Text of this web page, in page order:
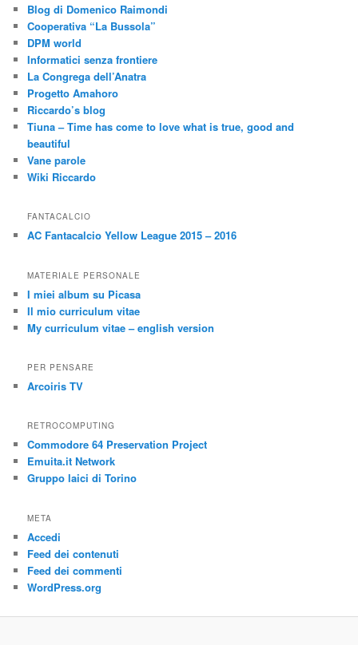
Blog di Domenico Raimondi
Cooperativa “La Bussola”
DPM world
Informatici senza frontiere
La Congrega dell’Anatra
Progetto Amahoro
Riccardo’s blog
Tiuna – Time has come to love what is true, good and
beautiful
Vane parole
Wiki Riccardo
FANTACALCIO
AC Fantacalcio Yellow League 2015 – 2016
MATERIALE PERSONALE
I miei album su Picasa
Il mio curriculum vitae
My curriculum vitae – english version
PER PENSARE
Arcoiris TV
RETROCOMPUTING
Commodore 64 Preservation Project
Emuita.it Network
Gruppo laici di Torino
META
Accedi
Feed dei contenuti
Feed dei commenti
WordPress.org